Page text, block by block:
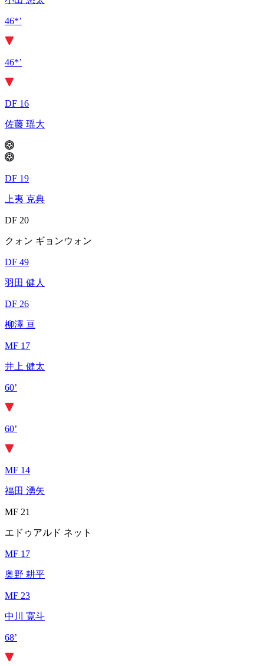
46*’
46*’
DF 16
佐藤 瑶大
DF 19
上夷 克典
DF 20
クォン ギョンウォン
DF 49
羽田 健人
DF 26
柳澤 亘
MF 17
井上 健太
60’
60’
MF 14
福田 湧矢
MF 21
エドゥアルド ネット
MF 17
奥野 耕平
MF 23
中川 寛斗
68’